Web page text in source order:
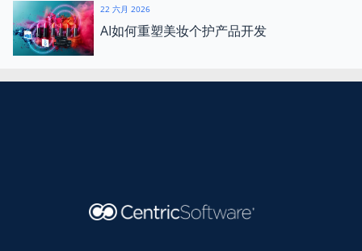
22 六月 2026
AI如何重塑美妆个护产品开发